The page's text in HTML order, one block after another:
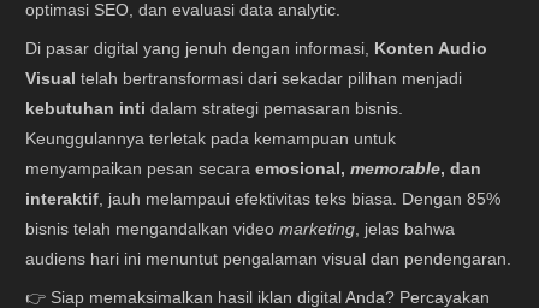
optimasi SEO, dan evaluasi data analytic.
Di pasar digital yang jenuh dengan informasi,
Konten Audio
Visual telah bertransformasi dari sekadar pilihan menjadi
kebutuhan inti dalam strategi pemasaran bisnis.
Keunggulannya terletak pada kemampuan untuk
menyampaikan pesan secaraemosional,memorable, dan
interaktif , jauh melampaui efektivitas teks biasa. Dengan 85%
bisnis telah mengandalkan videomarketing , jelas bahwa
audiens hari ini menuntut pengalaman visual dan pendengaran.
👉 Siap memaksimalkan hasil iklan digital Anda? Percayakan